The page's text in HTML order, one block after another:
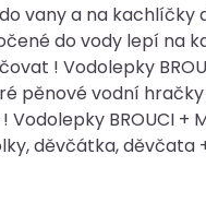
vany a na kachlíčky
do vody lepí na
! Vodolepky
pěnové vodní hračky
Vodolepky BROUCI +
děvčátka,